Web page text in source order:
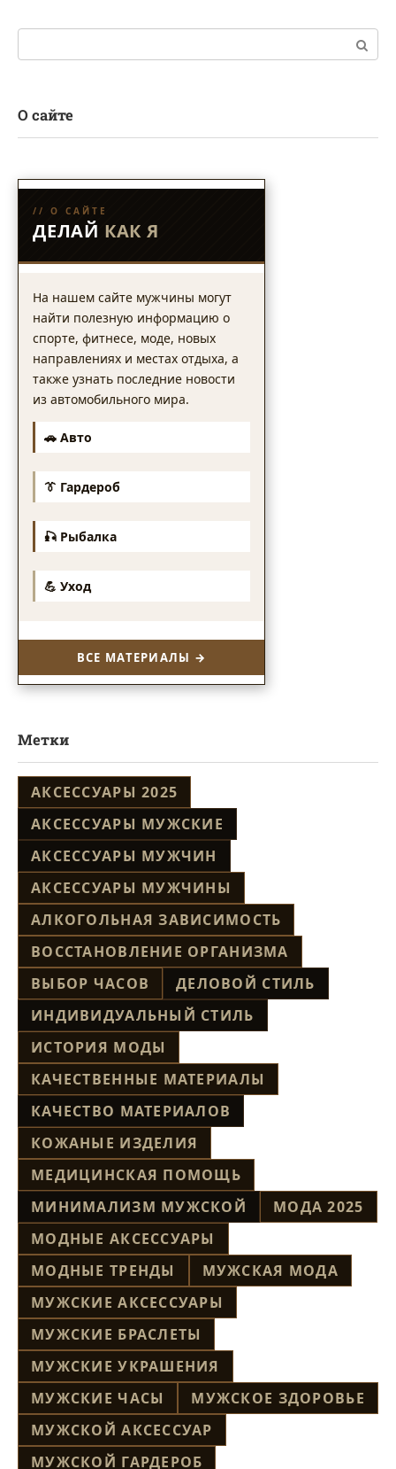
Поиск:
О сайте
// О САЙТЕ
ДЕЛАЙ КАК Я
На нашем сайте мужчины могут
найти полезную информацию о
спорте, фитнесе, моде, новых
направлениях и местах отдыха, а
также узнать последние новости
из автомобильного мира.
🚗 Авто
👔 Гардероб
🎣 Рыбалка
💪 Уход
ВСЕ МАТЕРИАЛЫ →
Метки
АКСЕССУАРЫ 2025
АКСЕССУАРЫ МУЖСКИЕ
АКСЕССУАРЫ МУЖЧИН
АКСЕССУАРЫ МУЖЧИНЫ
АЛКОГОЛЬНАЯ ЗАВИСИМОСТЬ
ВОССТАНОВЛЕНИЕ ОРГАНИЗМА
ВЫБОР ЧАСОВ
ДЕЛОВОЙ СТИЛЬ
ИНДИВИДУАЛЬНЫЙ СТИЛЬ
ИСТОРИЯ МОДЫ
КАЧЕСТВЕННЫЕ МАТЕРИАЛЫ
КАЧЕСТВО МАТЕРИАЛОВ
КОЖАНЫЕ ИЗДЕЛИЯ
МЕДИЦИНСКАЯ ПОМОЩЬ
МИНИМАЛИЗМ МУЖСКОЙ
МОДА 2025
МОДНЫЕ АКСЕССУАРЫ
МОДНЫЕ ТРЕНДЫ
МУЖСКАЯ МОДА
МУЖСКИЕ АКСЕССУАРЫ
МУЖСКИЕ БРАСЛЕТЫ
МУЖСКИЕ УКРАШЕНИЯ
МУЖСКИЕ ЧАСЫ
МУЖСКОЕ ЗДОРОВЬЕ
МУЖСКОЙ АКСЕССУАР
МУЖСКОЙ ГАРДЕРОБ